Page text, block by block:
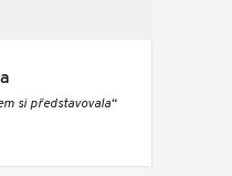
si představovala“